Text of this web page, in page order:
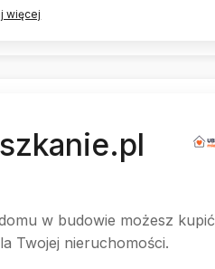
więcej
w budowie możesz kupić
Twojej nieruchomości.